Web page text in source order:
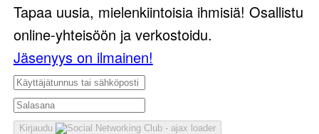
Tapaa uusia, mielenkiintoisia ihmisiä! Osallistu
online-yhteisöön ja verkostoidu.
Jäsenyys on ilmainen!
Kirjaudu